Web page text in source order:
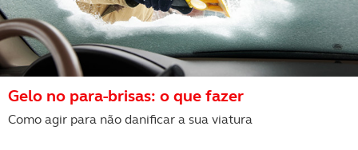
experiência de navegação no Website e nos serviços
disponibilizados.
Consulte a política de cookies do site.
Gelo no para-brisas: o que fazer
Como agir para não danificar a sua viatura